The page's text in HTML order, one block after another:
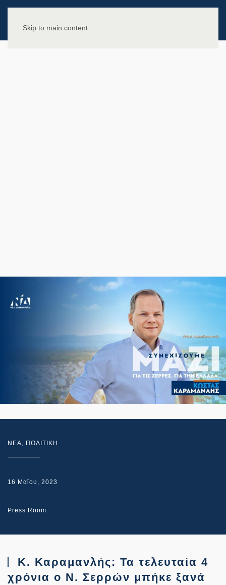
Skip to main content
NEA, ΠΟΛΙΤΙΚΗ
16 Μαΐου, 2023
Press Room
Κ. Καραμανλής: Τα τελευταία 4
χρόνια ο Ν. Σερρών μπήκε ξανά